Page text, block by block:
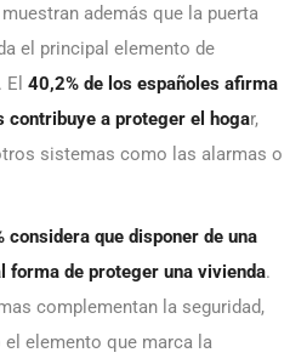
además que la puerta
el principal elemento de
40,2% de los españoles afirma
contribuye a proteger el hogar,
sistemas como las alarmas o
considera que disponer de una
forma de proteger una vivienda.
complementan la seguridad,
elemento que marca la